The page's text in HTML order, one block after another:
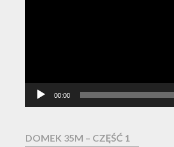
00:00
DOMEK 35M – CZĘŚĆ 1